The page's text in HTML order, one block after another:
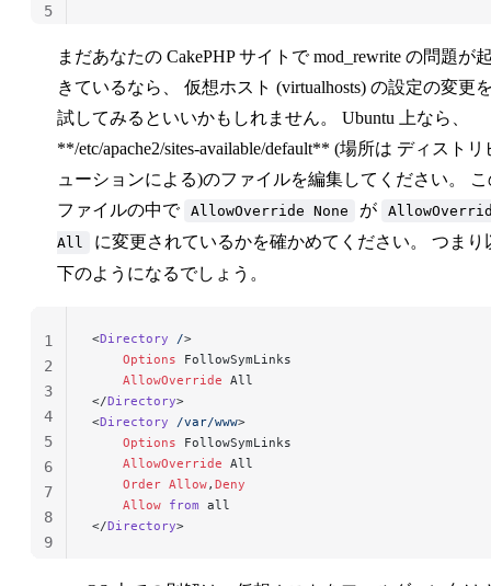
5
まだあなたの CakePHP サイトで mod_rewrite の問題が
きているなら、 仮想ホスト (virtualhosts) の設定の変更
試してみるといいかもしれません。 Ubuntu 上なら、
**/etc/apache2/sites-available/default** (場所は ディストリ
ューションによる)のファイルを編集してください。 こ
ファイルの中で AllowOverride None が
All
に変更されているかを確かめてください。 つまり
下のようになるでしょう。
<Directory />
    Options
FollowSymLinks
    AllowOverride
All
</Directory>
<Directory /var/www>
    Options
FollowSymLinks
    AllowOverride
All
    Order
Allow, Deny
    Allow
from all
</Directory>
1
2
3
4
5
6
7
8
9